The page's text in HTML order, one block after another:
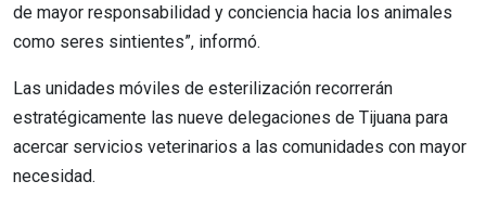
de mayor responsabilidad y conciencia hacia los animales
como seres sintientes”, informó.
Las unidades móviles de esterilización recorrerán
estratégicamente las nueve delegaciones de Tijuana para
acercar servicios veterinarios a las comunidades con mayor
necesidad.